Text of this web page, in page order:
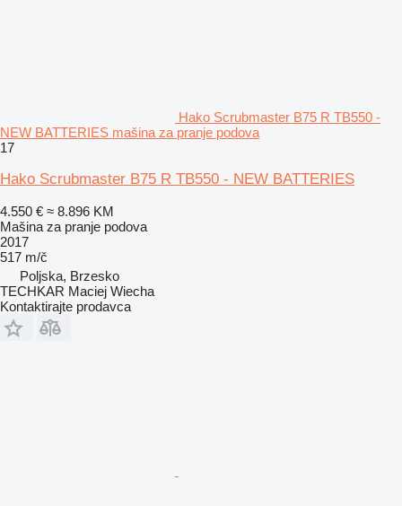
Hako Scrubmaster B75 R TB550 -
NEW BATTERIES mašina za pranje podova
17
Hako Scrubmaster B75 R TB550 - NEW BATTERIES
4.550 € ≈ 8.896 KM
Mašina za pranje podova
2017
517 m/č
Poljska, Brzesko
TECHKAR Maciej Wiecha
Kontaktirajte prodavca